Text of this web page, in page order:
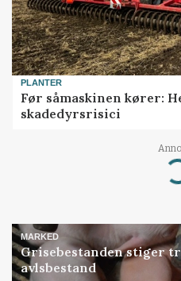
PLANTER
Før såmaskinen kører:
skadedyrsrisici
MARKED
Grisebestanden stiger
avlsbestand